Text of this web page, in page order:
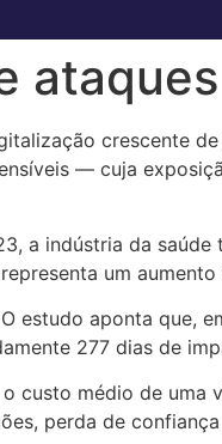
crescente
— cuja
a indústria da
um
estudo aponta que,
277 dias de
médio de uma
perda de